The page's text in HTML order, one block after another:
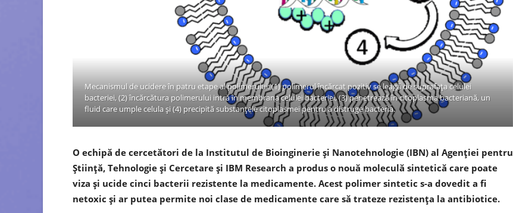
Mecanismul de ucidere în patru etape al polimerului: (1) polimerul încărcat pozitiv se leagă de suprafața celulei
bacteriei, (2) încărcătura polimerului intră în membrana celulei bacteriei, (3) penetrează în citoplasma bacteriană, un
fluid care umple celula și (4) precipită substanțele citoplasmei pentru a distruge bacteria.
O echipă de cercetători de la Institutul de Bioinginerie și Nanotehnologie (IBN) al Agenției pentru
Știință, Tehnologie și Cercetare și IBM Research a produs o nouă moleculă sintetică care poate
viza și ucide cinci bacterii rezistente la medicamente. Acest polimer sintetic s-a dovedit a fi
netoxic și ar putea permite noi clase de medicamente care să trateze rezistența la antibiotice.